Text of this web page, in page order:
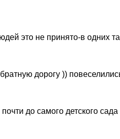
это не принято-в одних
дорогу ))
до самого детского сада